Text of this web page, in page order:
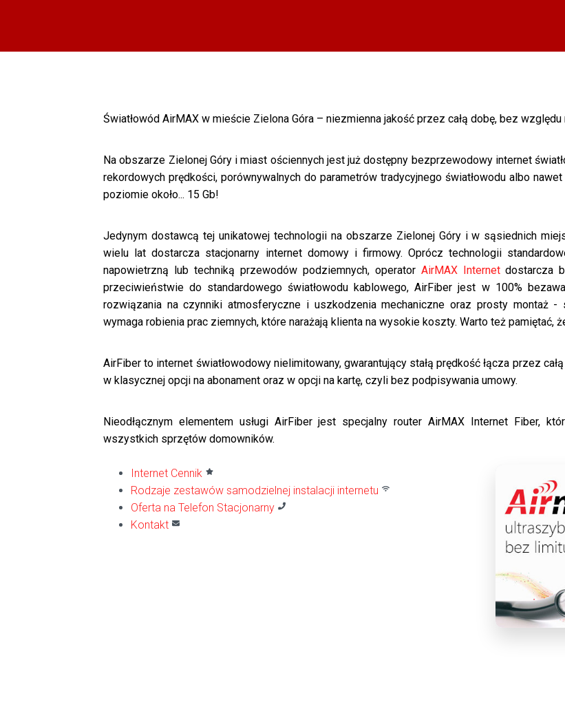
Światłowód AirMAX w mieście Zielona Góra – niezmienna jakość przez całą dobę, bez
Na obszarze Zielonej Góry i miast ościennych jest już dostępny bezprzewodowy internet
rekordowych prędkości, porównywalnych do parametrów tradycyjnego światłowodu albo
poziomie około... 15 Gb!
Jedynym dostawcą tej unikatowej technologii na obszarze Zielonej Góry i w sąsiednich
wielu lat dostarcza stacjonarny internet domowy i firmowy. Oprócz technologii
napowietrzną lub techniką przewodów podziemnych, operator AirMAX Internetdostarcza
przeciwieństwie do standardowego światłowodu kablowego, AirFiber jest w 100%
rozwiązania na czynniki atmosferyczne i uszkodzenia mechaniczne oraz prosty montaż -
wymaga robienia prac ziemnych, które narażają klienta na wysokie koszty. Warto też pamiętać,
AirFiber to internet światłowodowy nielimitowany, gwarantujący stałą prędkość łącza przez
w klasycznej opcji na abonament oraz w opcji na kartę, czyli bez podpisywania umowy.
Nieodłącznym elementem usługi AirFiber jest specjalny router AirMAX Internet Fiber,
wszystkich sprzętów domowników.
Internet Cennik
Rodzaje zestawów samodzielnej instalacji internetu
Oferta na Telefon Stacjonarny
Kontakt